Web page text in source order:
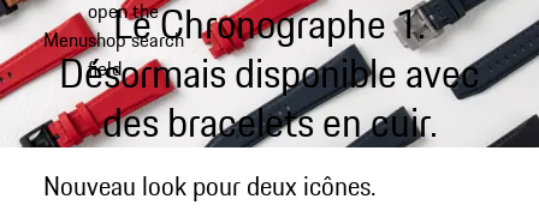
Aller
contenu
principal
Menu
open the
shop search
field
My shopping bag, 0
Le Chronographe 1.
Désormais disponible avec
des bracelets en cuir.
Nouveau look pour deux icônes.